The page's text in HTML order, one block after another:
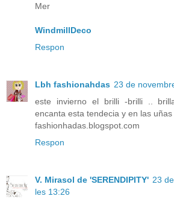
Mer
WindmillDeco
Respon
Lbh fashionahdas 23 de
este invierno el brilli -brilli ..
encanta esta tendecia y en las
fashionhadas.blogspot.com
Respon
V. Mirasol de 'SERENDIPITY' 23
les 13:26